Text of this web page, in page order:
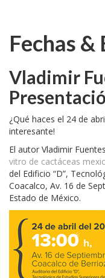
Fechas &
Vladimir
¿Qué haces el 24 de
interesante!
El autor Vladimir
vitro de cactáceas
del Edificio “D”,
Coacalco, Av. 16 de
Estado de México.